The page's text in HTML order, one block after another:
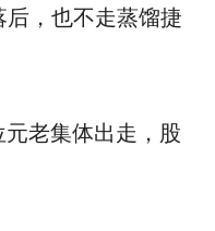
，也不走蒸馏捷
老集体出走，股